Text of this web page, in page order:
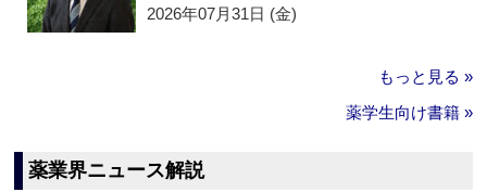
2026年07月31日 (金)
もっと見る »
薬学生向け書籍 »
薬業界ニュース解説